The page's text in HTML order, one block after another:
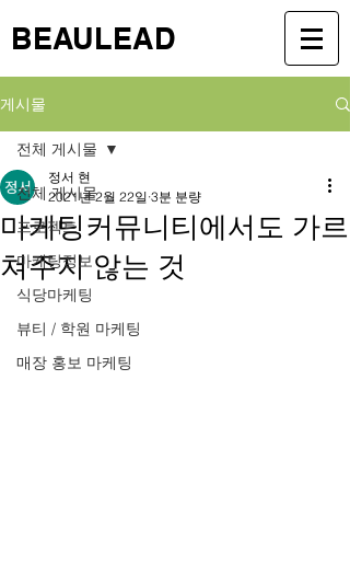
BEAULEAD
게시물
전체 게시물
프로젝트
마케팅정보
식당마케팅
뷰티 / 학원 마케팅
매장 홍보 마케팅
전체 게시물
마케팅커뮤니티에서도 가르
쳐주지 않는 것
정서 현
2021년 2월 22일 3분 분량